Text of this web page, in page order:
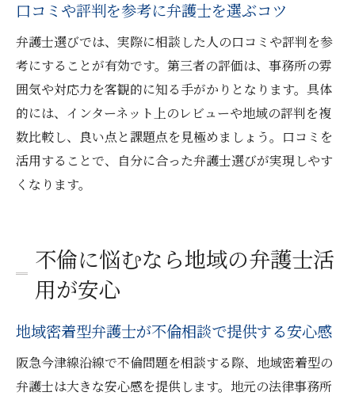
口コミや評判を参考に弁護士を選ぶコツ
弁護士選びでは、実際に相談した人の口コミや評判を参
考にすることが有効です。第三者の評価は、事務所の雰
囲気や対応力を客観的に知る手がかりとなります。具体
的には、インターネット上のレビューや地域の評判を複
数比較し、良い点と課題点を見極めましょう。口コミを
活用することで、自分に合った弁護士選びが実現しやす
くなります。
不倫に悩むなら地域の弁護士活
用が安心
地域密着型弁護士が不倫相談で提供する安心感
阪急今津線沿線で不倫問題を相談する際、地域密着型の
弁護士は大きな安心感を提供します。地元の法律事務所